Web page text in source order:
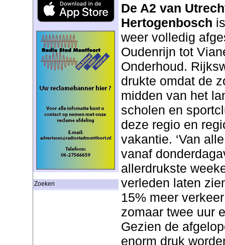
Zoeken
De A2 van
Hertogenbosch
weer volledig
Oudenrijn tot
Onderhoud.
drukte omdat de
midden van het
scholen en
deze regio en
vakantie. ‘Van
vanaf
allerdrukste
verleden laten
15% meer
zomaar twee uur
Gezien de
enorm druk